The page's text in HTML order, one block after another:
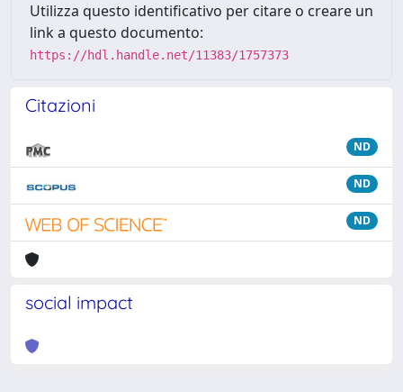
Utilizza questo identificativo per citare o creare un
link a questo documento:
https://hdl.handle.net/11383/1757373
Citazioni
ND
ND
ND
social impact